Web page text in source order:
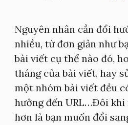
Nguyên nhân cần đổi
nhiều, từ đơn giản như
bài viết cụ thể nào đó,
tháng của bài viết, hay
một nhóm bài viết đều
hưởng đến URL…Đôi
hơn là bạn muốn đổi